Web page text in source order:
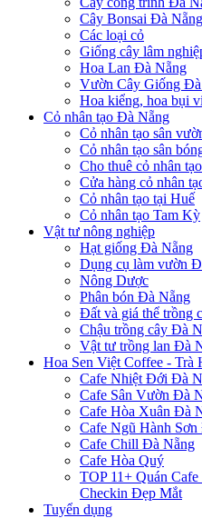
Cây Bonsai Đà Nẵng
Các loại cỏ
Giống cây lâm
Hoa Lan Đà Nẵng
Vườn Cây Giống
Hoa kiểng, hoa bụi
Cỏ nhân tạo Đà Nẵng
Cỏ nhân tạo sân
Cỏ nhân tạo sân
Cho thuê cỏ nhân
Cửa hàng cỏ nhân
Cỏ nhân tạo tại Huế
Cỏ nhân tạo Tam Kỳ
Vật tư nông nghiệp
Hạt giống Đà Nẵng
Dụng cụ làm vườn
Nông Dược
Phân bón Đà Nẵng
Đất và giá thể trồng
Chậu trồng cây Đà
Vật tư trồng lan Đà
Hoa Sen Việt Coffee - Trà
Cafe Nhiệt Đới Đà
Cafe Sân Vườn Đà
Cafe Hòa Xuân Đà
Cafe Ngũ Hành
Cafe Chill Đà Nẵng
Cafe Hòa Quý
TOP 11+ Quán
Checkin Đẹp Mắt
Tuyển dụng